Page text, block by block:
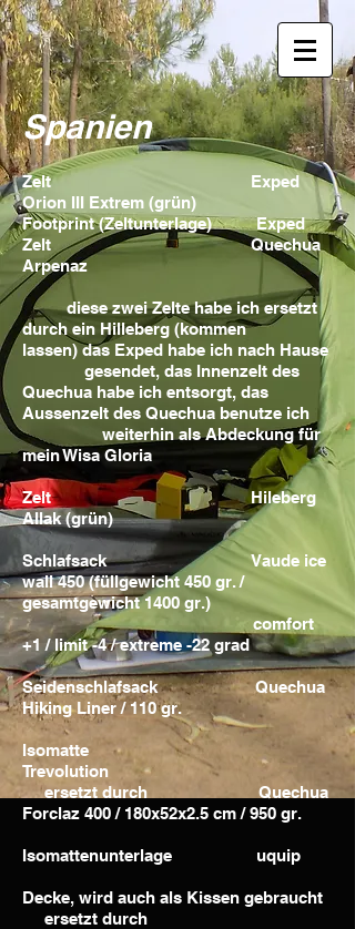
Spanien
ZeltExped
Orion III Extrem (grün)
Footprint (Zeltunterlage) Exped
Zelt Quechua
Arpenaz
diese zwei Zelte habe ich ersetzt
durch ein Hilleberg (kommen
lassen) das Exped habe ich nach Hause
gesendet, das Innenzelt des
Quechua habe ich entsorgt, das
Aussenzelt des Quechua benutze ich
weiterhin als Abdeckung für
mein Wisa Gloria
Zelt Hileberg
Allak (grün)
Schlafsack Vaude ice
wall 450 (füllgewicht 450 gr. /
gesamtgewicht 1400 gr.)
comfort
+1 / limit -4 / extreme -22 grad
Seidenschlafsack Quechua
Hiking Liner / 110 gr.
Isomatte
Trevolution
ersetzt durch Quechua
Forclaz 400 / 180x52x2.5 cm / 950 gr.
Isomattenunterlage uquip
Decke, wird auch als Kissen gebraucht
ersetzt durch